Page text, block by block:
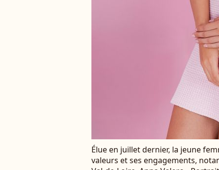
Élue en juillet dernier, la jeune
valeurs et ses engagements,